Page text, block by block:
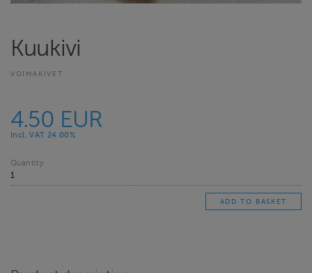
Kuukivi
VOIMAKIVET
4.50 EUR
Incl. VAT 24.00%
Quantity